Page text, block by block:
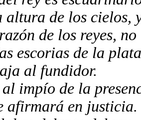
altura de los
de los reyes,
escorias de la
al fundidor.
impío de la
afirmará en justicia.